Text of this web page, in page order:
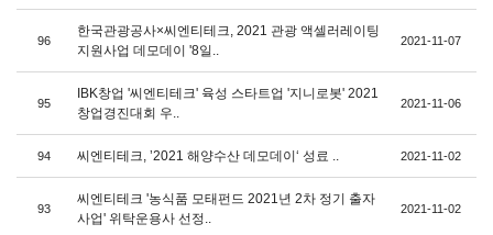
96
한국관광공사×씨엔티테크, 2021 관광 액셀러레이팅
지원사업 데모데이 '8일..
2021-11-07
95
IBK창업 '씨엔티테크' 육성 스타트업 '지니로봇' 2021
창업경진대회 우..
2021-11-06
94 씨엔티테크, ’2021 해양수산 데모데이‘ 성료 .. 2021-11-02
93
씨엔티테크 '농식품 모태펀드 2021년 2차 정기 출자
사업' 위탁운용사 선정..
2021-11-02